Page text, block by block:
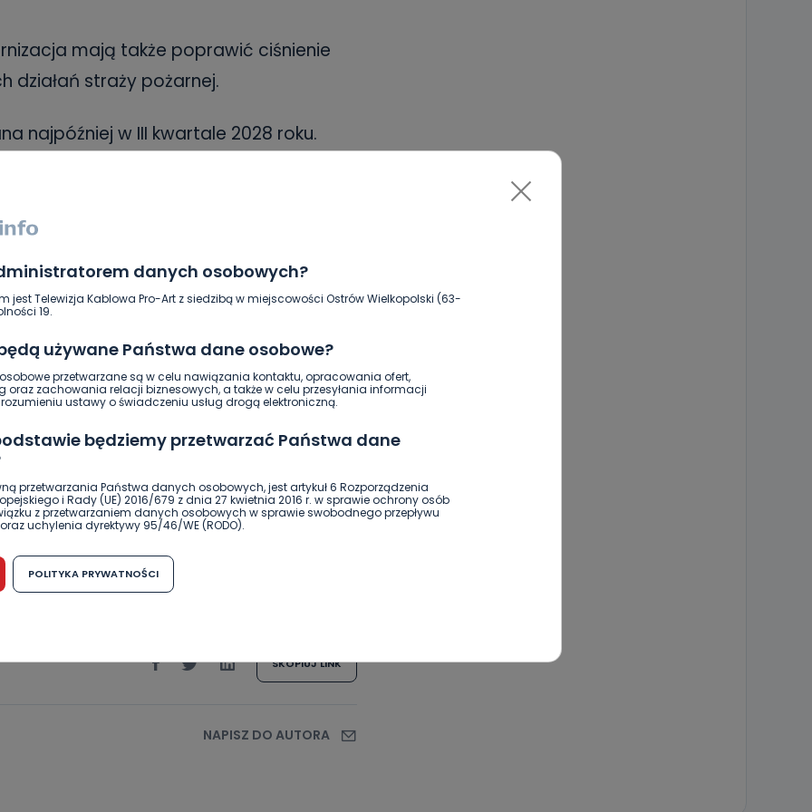
danych osobowych?
jest Telewizja Kablowa Pro-Art z siedzibą w miejscowości Ostrów Wielkopolski (63-
19.
używane Państwa dane osobowe?
przetwarzane są w celu nawiązania kontaktu, opracowania ofert,
oraz zachowania relacji biznesowych, a także w celu przesyłania informacji
ustawy o świadczeniu usług drogą elektroniczną.
będziemy przetwarzać Państwa dane
przetwarzania Państwa danych osobowych, jest artykuł 6 Rozporządzenia
i Rady (UE) 2016/679 z dnia 27 kwietnia 2016 r. w sprawie ochrony osób
z przetwarzaniem danych osobowych w sprawie swobodnego przepływu
uchylenia dyrektywy 95/46/WE (RODO).
cofnięcia zgody?
osobowych jest dobrowolne, nie jest wymogiem ustawowym lub umownym oraz
możemy przekazać Państwa dane?
w procesach zautomatyzowanego profilowania.
POLITYKA PRYWATNOŚCI
mają także poprawić ciśnienie
działań straży pożarnej.
najpóźniej w III kwartale 2028 roku.
Wlkp. Fot. KUK Koźmin Wlkp.
SKOPIUJ LINK
NAPISZ DO AUTORA